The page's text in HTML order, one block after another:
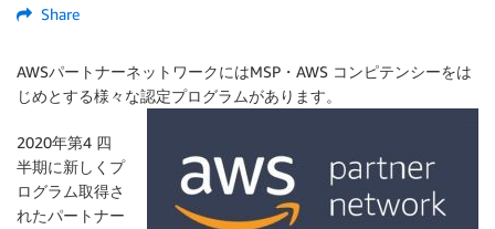
Share
AWSパートナーネットワークにはMSP・AWS コンピテンシーをは
じめとする様々な認定プログラムがあります。
2020年第4 四
半期に新しくプ
ログラム取得さ
れたパートナー